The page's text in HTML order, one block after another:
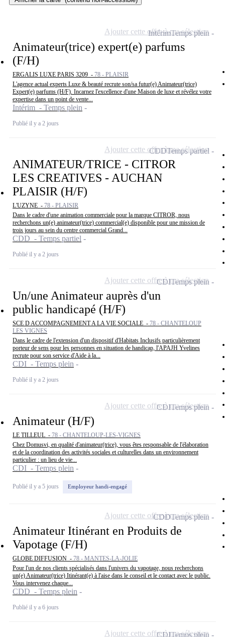
Animateur(trice) expert(e) parfums
(F/H)
ERGALIS LUXE PARIS 3209 - 78 - PLAISIR
L'agence actual experts Luxe & beauté recrute son/sa futur(e) Animateur(trice)
Expert(e) parfums (H/F). Incarnez l'excellence d'une Maison de luxe et révélez votre
expertise dans un point de vente...
Intérim - Temps plein
Publié il y a 2 jours
IntérimTemps plein
Ajouter cette offre à ma sélection
ANIMATEUR/TRICE - CITROR
LES CREATIVES - AUCHAN
PLAISIR (H/F)
L'UZYNE - 78 - PLAISIR
Dans le cadre d'une animation commerciale pour la marque CITROR, nous
recherchons un(e) animateur(trice) commercial(e) disponible pour une mission de
trois jours au sein du centre commercial Grand...
CDD - Temps partiel
Publié il y a 2 jours
CDDTemps partiel
Ajouter cette offre à ma sélection
Un/une Animateur auprès d'un
public handicapé (H/F)
SCE D ACCOMPAGNEMENT A LA VIE SOCIALE - 78 - CHANTELOUP
LES VIGNES
Dans le cadre de l'extension d'un dispositif d'Habitats Inclusifs particulièrement
porteur de sens pour les personnes en situation de handicap, l'APAJH Yvelines
recrute pour son service d'Aide à la...
CDI - Temps plein
Publié il y a 2 jours
CDITemps plein
Ajouter cette offre à ma sélection
Animateur (H/F)
LE TILLEUL - 78 - CHANTELOUP-LES-VIGNES
Chez Domusvi, en qualité d'animateur(trice), vous êtes responsable de l'élaboration
et de la coordination des activités sociales et culturelles dans un environnement
particulier : un lieu de vie...
CDI - Temps plein
Publié il y a 5 jours Employeur handi-engagé
CDITemps plein
Ajouter cette offre à ma sélection
Animateur Itinérant en Produits de
Vapotage (F/H)
GLOBE DIFFUSION - 78 - MANTES-LA-JOLIE
Pour l'un de nos clients spécialisés dans l'univers du vapotage, nous recherchons
un(e) Animateur(trice) Itinérant(e) à l'aise dans le conseil et le contact avec le public.
Vous intervenez chaque...
CDD - Temps plein
Publié il y a 6 jours
CDDTemps plein
Ajouter cette offre à ma sélection
CDITemps plein
Ajouter cette offre à ma sélection